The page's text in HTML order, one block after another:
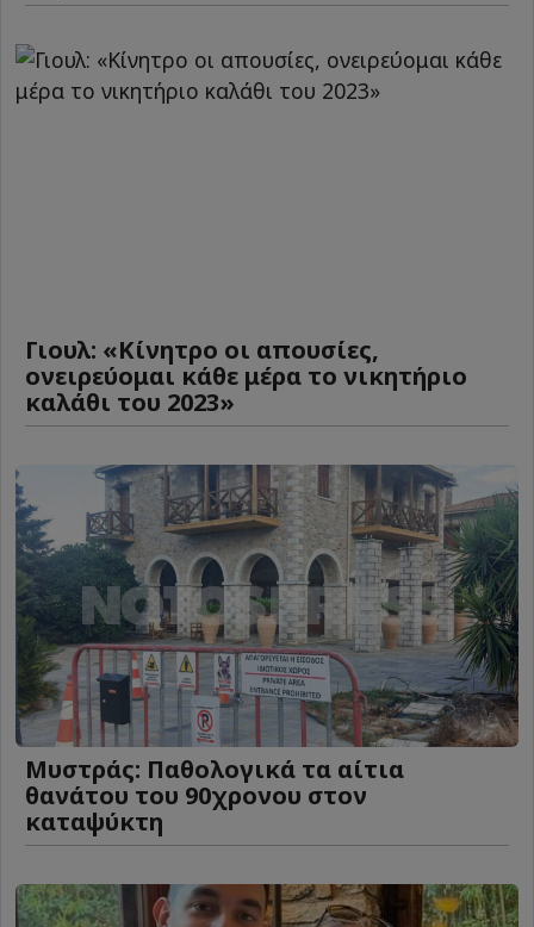
Γιουλ: «Κίνητρο οι απουσίες,
ονειρεύομαι κάθε μέρα το νικητήριο
καλάθι του 2023»
Μυστράς: Παθολογικά τα αίτια
θανάτου του 90χρονου στον
καταψύκτη